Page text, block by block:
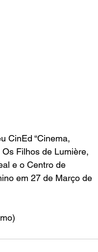
CinEd “Cinema,
Filhos de Lumière,
e o Centro de
em 27 de Março de